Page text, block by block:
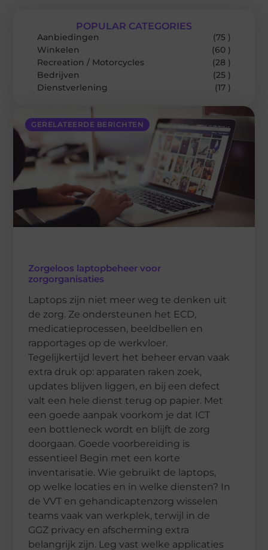
GERELATEERDE BERICHTEN
Zorgeloos laptopbeheer voor
zorgorganisaties
Laptops zijn niet meer weg te denken uit
de zorg. Ze ondersteunen het ECD,
medicatieprocessen, beeldbellen en
rapportages op de werkvloer.
Tegelijkertijd levert het beheer ervan vaak
extra druk op: apparaten raken zoek,
updates blijven liggen, en bij een defect
valt een hele dienst terug op papier. Met
een goede aanpak voorkom je dat ICT
een bottleneck wordt en blijft de zorg
doorgaan. Goede voorbereiding is
essentieel Begin met een korte
inventarisatie. Wie gebruikt de laptops,
op welke locaties en in welke diensten? In
de VVT en gehandicaptenzorg wisselen
teams vaak van werkplek, terwijl in de
GGZ privacy en afscherming extra
belangrijk zijn. Leg vast welke applicaties
POPULAR CATEGORIES
Aanbiedingen
(75 )
Winkelen
(60 )
Recreation / Motorcycles
(28 )
Bedrijven
(25 )
Dienstverlening
(17 )